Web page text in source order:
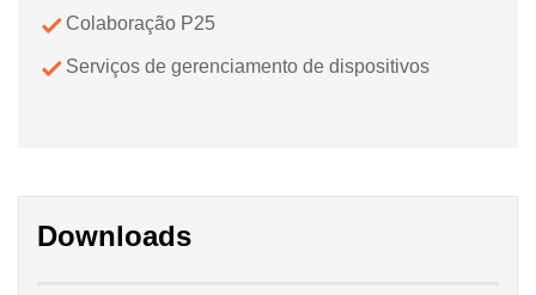
Colaboração P25
Serviços de gerenciamento de dispositivos
Downloads